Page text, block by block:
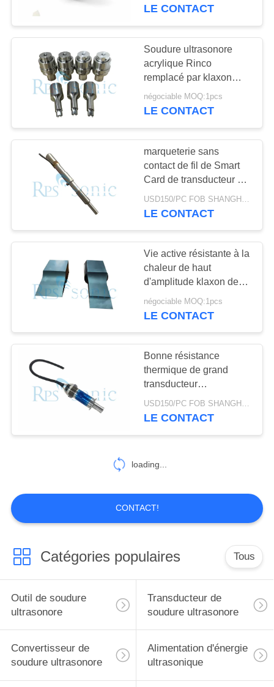
Dispositif
ultrasonique de
coupe
90
Soudage par points
ultrasonique
48
Processeur liquide
ultrasonique
Becs de
ultrasoniques
16
Machine-outil
ultrasonique
15
LE CONTACT
Soudure ultrasonore
acrylique Rinco
remplacé par klaxon
d'ABS jalonnant le
klaxon
négociable MOQ:1pcs
LE CONTACT
marqueterie sans
contact de fil de Smart
Card de transducteur de
la soudure 100W
ultrasonore
LE CONTACT
Vie active résistante à la
chaleur de haut
d'amplitude klaxon de
soudure ultrasonore
longue
négociable MOQ:1pcs
LE CONTACT
Bonne résistance
thermique de grand
transducteur
ultrasonique industriel
d'amplitude
USD150/PC FOB SHANGHAI MOQ:1pcs
LE CONTACT
loading...
CONTACT!
Catégories populaires Tous
Outil de soudure
ultrasonore
Transducteur de
soudure ultrasonore
Convertisseur de
soudure ultrasonore
Alimentation d'énergie
ultrasonique